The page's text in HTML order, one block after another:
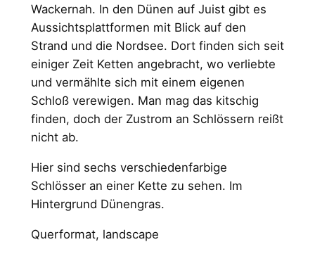
Wackernah. In den Dünen auf Juist gibt es
Aussichtsplattformen mit Blick auf den
Strand und die Nordsee. Dort finden sich seit
einiger Zeit Ketten angebracht, wo verliebte
und vermählte sich mit einem eigenen
Schloß verewigen. Man mag das kitschig
finden, doch der Zustrom an Schlössern reißt
nicht ab.
Hier sind sechs verschiedenfarbige
Schlösser an einer Kette zu sehen. Im
Hintergrund Dünengras.
Querformat, landscape